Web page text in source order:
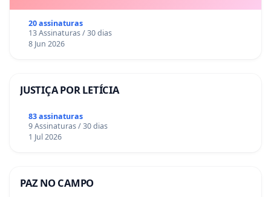
20 assinaturas
13 Assinaturas / 30 dias
8 Jun 2026
JUSTIÇA POR LETÍCIA
83 assinaturas
9 Assinaturas / 30 dias
1 Jul 2026
PAZ NO CAMPO